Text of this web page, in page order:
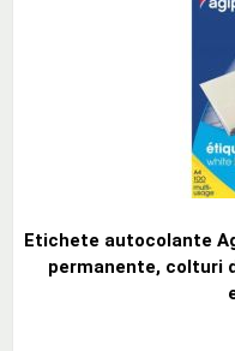
Etichete autocolante
permanente, colturi